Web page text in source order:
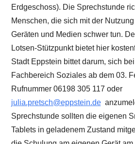
Erdgeschoss). Die Sprechstunde
Menschen, die sich mit der
Geräten und Medien schwer tun.
Lotsen-Stützpunkt bietet hier
Stadt Eppstein bittet darum, sich
Fachbereich Soziales ab dem 03.
Rufnummer 06198 305 117 oder
julia.pretsch@eppstein.de
Sprechstunde sollten die eigenen
Tablets in geladenem Zustand